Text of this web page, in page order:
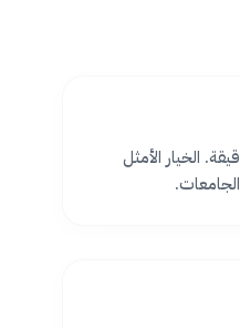
الخيار الأمثل